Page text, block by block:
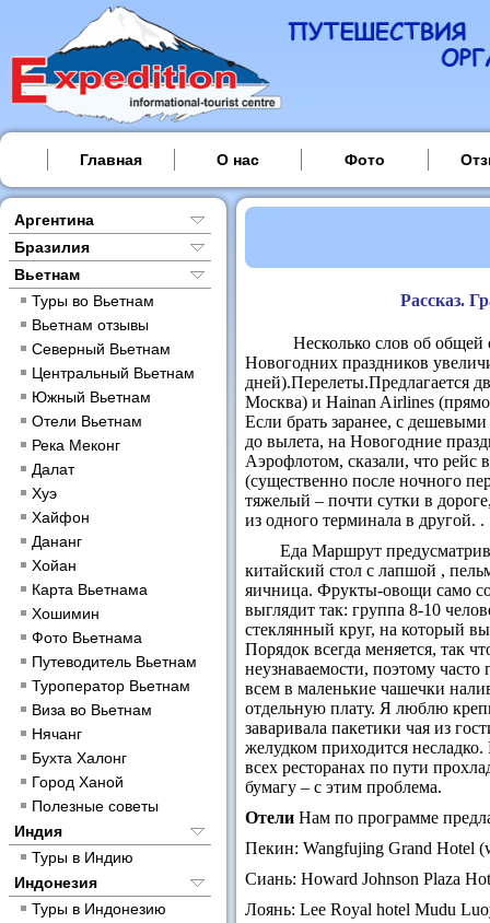
Главная О нас Фото
Аргентина
Бразилия
Вьетнам
Туры во Вьетнам
Вьетнам отзывы
Северный Вьетнам
Центральный Вьетнам
Южный Вьетнам
Отели Вьетнам
Река Меконг
Далат
Хуэ
Хайфон
Дананг
Хойан
Карта Вьетнама
Хошимин
Фото Вьетнама
Путеводитель Вьетнам
Туроператор Вьетнам
Виза во Вьетнам
Нячанг
Бухта Халонг
Город Ханой
Полезные советы
Индия
Туры в Индию
Индонезия
Туры в Индонезию
Рассказ.
Несколько слов об общей
Новогодних праздников
дней).Перелеты.Предлагается
Москва) и Hainan Airlines
Если брать заранее, c
до вылета, на Новогодние
Аэрофлотом, сказали, что рейс
(существенно после ночного
тяжелый – почти сутки в
из одного терминала в другой. .
Еда Маршрут
китайский стол с лапшой ,
яичница. Фрукты-овощи само
выглядит так: группа 8-10
стеклянный круг, на который
Порядок всегда меняется, так
неузнаваемости, поэтому
всем в маленькие чашечки
отдельную плату. Я люблю
заваривала пакетики чая из
желудком приходится
всех ресторанах по пути
бумагу – с этим проблема.
Отели Нам по программе
Пекин: Wangfujing Grand Hotel
Сиань: Howard Johnson Plaza
Лоянь: Lee Royal hotel Mudu